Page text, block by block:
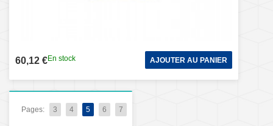
60,12 €En stock AJOUTER AU PANIER
Pages: 3 4 5 6 7